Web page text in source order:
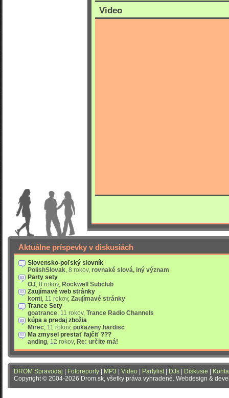
Video
Aktuálne príspevky v diskusiách
Slovensko-poľský slovník
PolishSlovak, 8 rokov, rovnaké slová, iný význam
Party sety
OJ, 8 rokov, Rockwell Subclub
Zaujímavé web stránky
konti, 11 rokov, Zaujímavé stránky
Trance Sety
goatrance, 11 rokov, Trance Radio Channels
kúpa a predaj zbožia
Mirec, 11 rokov, pokazeny hardisc
Ma zmysel prestať fajčiť ???
anding, 12 rokov, Re: určite má!
DROM Spravodaj Fotoreporty MP3 Video Partylist| DJs Diskusie
Copyright © 2004-2026 Drom.sk, všetky práva vyhradené. Webdesign &